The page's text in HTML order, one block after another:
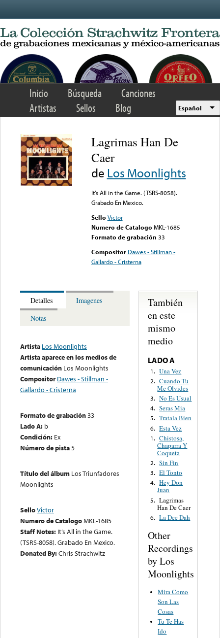
Inicio Búsqueda
Canciones
Artistas
Sellos Blog Español
Lagrimas Han De
Caer
de Los Moonlights
It’s All in the Game. (TSRS-8058).
Grabado En Mexico.
Sello Victor
Numero de Catalogo MKL-1685
Formato de grabación 33
Compositor Dawes - Stillman -
Gallardo - Cristerna
Detalles
Imagenes
Notas
Artista Los Moonlights
Artista aparece en los medios de
comunicación Los Moonlights
Compositor Dawes - Stillman -
Gallardo - Cristerna
Formato de grabación33
Lado A: b
Condición: Ex
Número de pista5
Título del álbum Los Triunfadores
Moonlights
SelloVictor
Numero de CatalogoMKL-1685
Staff Notes: It’s All in the Game.
(TSRS-8058). Grabado En Mexico.
Donated By:Chris Strachwitz
También
en este
mismo
medio
LADO A
1. Una Vez
2. Cuando Tu
Me Olvides
3. No Es Usual
4. Seras Mia
5. Tratala Bien
6. Esta Vez
1. Chistosa,
Chaparra Y
Coqueta
2. Sin Fin
3. El Tonto
4. Hey Don
Juan
5. Lagrimas
Han De Caer
6. La Dee Dah
Other
Recordings
by Los
Moonlights
Mira Como
Son Las
Cosas
Tu Te Has
Ido